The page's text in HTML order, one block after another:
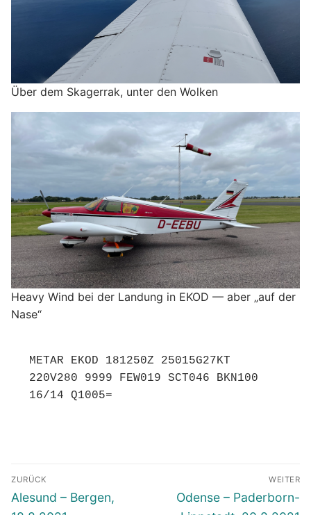
Über dem Skagerrak, unter den Wolken
Heavy Wind bei der Landung in EKOD — aber „auf der
Nase“
METAR EKOD 181250Z 25015G27KT
220V280 9999 FEW019 SCT046 BKN100
16/14 Q1005=
Beitragsnavigation
ZURÜCK
Vorheriger
Alesund – Bergen,
WEITER
Nächster
Odense – Paderborn-